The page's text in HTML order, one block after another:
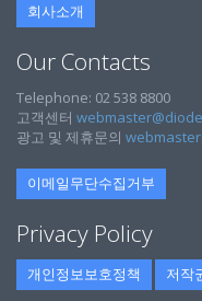
회사소개
Our Contacts
Telephone: 02 538 8800
고객센터
광고 및 제휴문의
이메일무단수집거부
Privacy Policy
개인정보보호정책 저작